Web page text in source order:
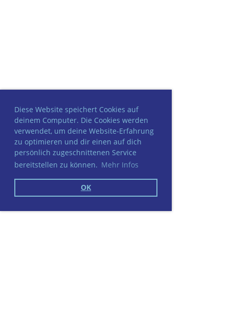
Diese Website speichert Cookies auf
deinem Computer. Die Cookies werden
verwendet, um deine Website-Erfahrung
zu optimieren und dir einen auf dich
persönlich zugeschnittenen Service
bereitstellen zu können. Mehr Infos
OK